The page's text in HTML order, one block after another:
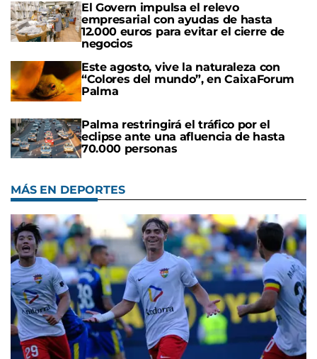
El Govern impulsa el relevo
empresarial con ayudas de hasta
12.000 euros para evitar el cierre de
negocios
Este agosto, vive la naturaleza con
“Colores del mundo”, en CaixaForum
Palma
Palma restringirá el tráfico por el
eclipse ante una afluencia de hasta
70.000 personas
MÁS EN DEPORTES